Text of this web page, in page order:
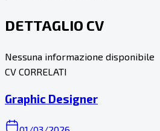
DETTAGLIO CV
Nessuna informazione disponibile
CV CORRELATI
Graphic Designer